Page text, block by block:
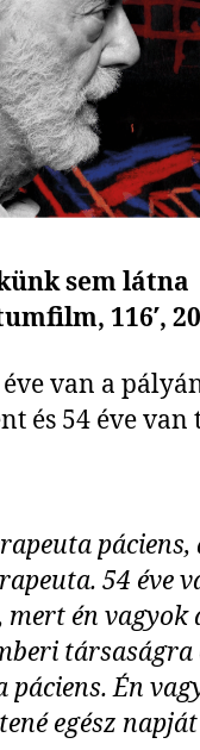
sem látna
116′,
éve van a
és 54 éve
páciens,
54 éve
én vagyok
társaságra
páciens. Én
egész